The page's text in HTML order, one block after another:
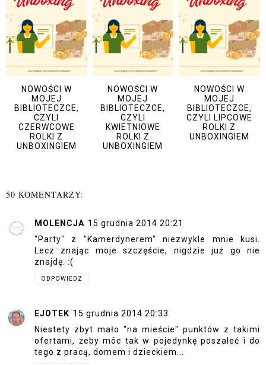
NOWOŚCI W
MOJEJ
BIBLIOTECZCE,
CZYLI
CZERWCOWE
ROLKI Z
UNBOXINGIEM
NOWOŚCI W
MOJEJ
BIBLIOTECZCE,
CZYLI
KWIETNIOWE
ROLKI Z
UNBOXINGIEM
NOWOŚCI W
MOJEJ
BIBLIOTECZCE,
CZYLI LIPCOWE
ROLKI Z
UNBOXINGIEM
50 KOMENTARZY:
MOLENCJA 15 grudnia 2014 20:21
"Party" z "Kamerdynerem" niezwykle mnie kusi.
Lecz znając moje szczęście, nigdzie już go nie
znajdę. :(
ODPOWIEDZ
EJOTEK 15 grudnia 2014 20:33
Niestety zbyt mało "na mieście" punktów z takimi
ofertami, żeby móc tak w pojedynkę poszaleć i do
tego z pracą, domem i dzieckiem...